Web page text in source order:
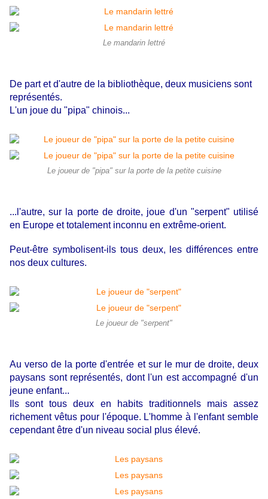
Le mandarin lettré
De part et d'autre de la bibliothèque, deux musiciens sont
représentés.
L'un joue du "pipa" chinois...
Le joueur de "pipa" sur la porte de la petite cuisine
...l'autre, sur la porte de droite, joue d'un "serpent" utilisé
en Europe et totalement inconnu en extrême-orient.
Peut-être symbolisent-ils tous deux, les différences entre
nos deux cultures.
Le joueur de "serpent"
Au verso de la porte d'entrée et sur le mur de droite, deux
paysans sont représentés, dont l'un est accompagné d'un
jeune enfant...
Ils sont tous deux en habits traditionnels mais assez
richement vêtus pour l'époque. L'homme à l'enfant semble
cependant être d'un niveau social plus élevé.